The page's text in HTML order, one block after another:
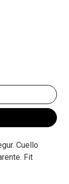
Cuello
Fit